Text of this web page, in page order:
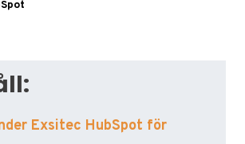
Exsitec HubSpot för